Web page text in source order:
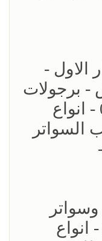
الاول -
- برجولات
الحدائق - 0553770074 - انواع
السواتر
وسواتر
الرياض - 0553770074 - انواع